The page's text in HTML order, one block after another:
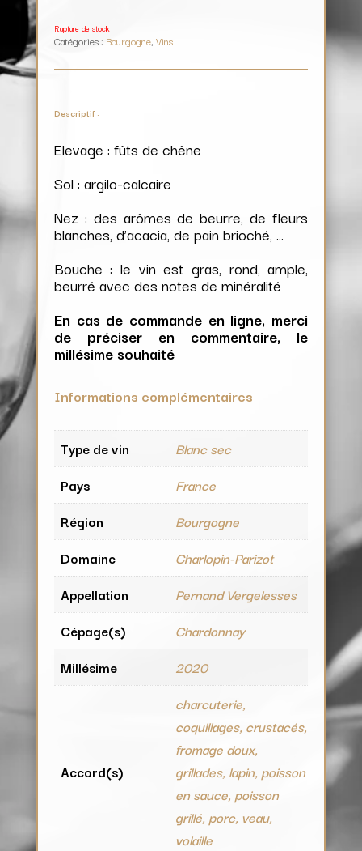
Rupture de stock
Catégories : Bourgogne, Vins
Descriptif :
Elevage : fûts de chêne
Sol : argilo-calcaire
Nez : des arômes de beurre, de fleurs
blanches, d’acacia, de pain brioché, …
Bouche : le vin est gras, rond, ample,
beurré avec des notes de minéralité
En cas de commande en ligne, merci
de préciser en commentaire, le
millésime souhaité
Informations complémentaires
Type de vin
Blanc sec
Pays
France
Région
Bourgogne
Domaine
Charlopin-Parizot
Appellation
Pernand Vergelesses
Cépage(s)
Chardonnay
Millésime
2020
Accord(s)
charcuterie,
coquillages, crustacés,
fromage doux,
grillades, lapin, poisson
en sauce, poisson
grillé, porc, veau,
volaille